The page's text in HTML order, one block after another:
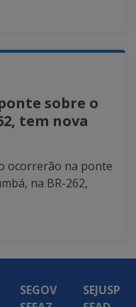
sobre o
tem nova
ocorrerão na ponte
na BR-262,
SEGOV
SEJUSP